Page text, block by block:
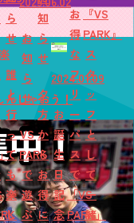
ら
せ
誰
と
行
っ
て
も
楽
し
お
知
ら
せ
VS
PARK
で
遊
ぶ
知
ら
せ
夕
方
か
ら
お
得
に
2024.01.09
お
誕
生
日
記
念
お
得
な
フ
リ
ー
パ
ス
で
「VS
PARK」
『VS
PARK』
ス
タ
ッ
フ
と
し
て
一
緒
んじゃおう！